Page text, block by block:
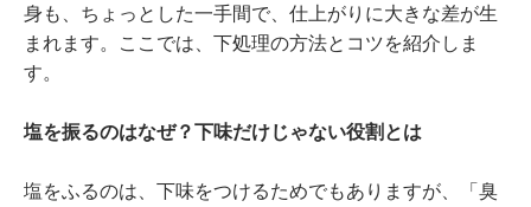
身も、ちょっとした一手間で、仕上がりに大きな差が生
まれます。ここでは、下処理の方法とコツを紹介しま
す。
塩を振るのはなぜ？下味だけじゃない役割とは
塩をふるのは、下味をつけるためでもありますが、「臭